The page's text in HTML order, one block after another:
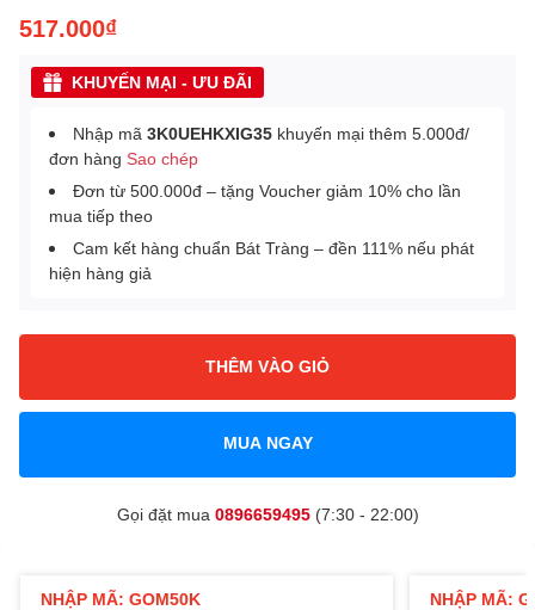
517.000₫
KHUYẾN MẠI - ƯU ĐÃI
Nhập mã 3K0UEHKXIG35 khuyến mại thêm 5.000đ/
đơn hàng Sao chép
Đơn từ 500.000đ – tặng Voucher giảm 10% cho lần
mua tiếp theo
Cam kết hàng chuẩn Bát Tràng – đền 111% nếu phát
hiện hàng giả
THÊM VÀO GIỎ
MUA NGAY
Gọi đặt mua 0896659495(7:30 - 22:00)
NHẬP MÃ: GOM50K NHẬP MÃ: